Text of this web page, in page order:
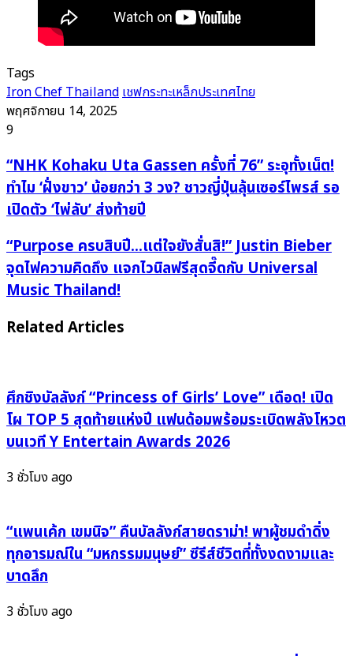
Tags
Iron Chef Thailandเชฟกระทะเหล็กประเทศไทย
พฤศจิกายน 14, 2025
9
“NHK
Kohaku
Uta
Gassen
ครั้ง
ที่
76”
ระอุ
เน็ต!
ขาว’
น้อย
กว่า
3
วง?
ชาว
ลุ้น
เซอร์ไพรส์
รอ
เปิด
‘ไพ่
“NHK Kohaku Uta Gassen ครั้งที่ 76” ระอุทั้งเน็ต!
ทำไม ‘ฝั่งขาว’ น้อยกว่า 3 วง? ชาวญี่ปุ่นลุ้นเซอร์ไพรส์ รอ
เปิดตัว ‘ไพ่ลับ’ ส่งท้ายปี
“Purpose
ครบ
สิบ
ปี…
แต่
ใจ
สิ!”
Justin
Bieber
จุด
ไฟ
แจก
ไว
นิล
ฟรี
สุด
“Purpose ครบสิบปี…แต่ใจยังสั่นสิ!” Justin Bieber
จุดไฟความคิดถึง แจกไวนิลฟรีสุดจี๊ดกับ Universal
Music Thailand!
Related Articles
ศึกชิงบัลลังก์ “Princess of Girls’ Love” เดือด! เปิด
โผ TOP 5 สุดท้ายแห่งปี แฟนด้อมพร้อมระเบิดพลังโหวต
บนเวที Y Entertain Awards 2026
3 ชั่วโมง ago
“แพนเค้ก เขมนิจ” คืนบัลลังก์สายดราม่า! พาผู้ชมดำดิ่ง
ทุกอารมณ์ใน “มหกรรมมนุษย์” ซีรีส์ชีวิตที่ทั้งงดงามและ
บาดลึก
3 ชั่วโมง ago